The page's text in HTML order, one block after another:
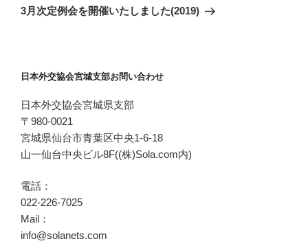
ゲ
ン
稿
の
3月次定例会を開催いたしました(2019)
日本外交協会宮城支部お問い合わせ
日本外交協会宮城県支部
〒980-0021
宮城県仙台市青葉区中央1-6-18
山一仙台中央ビル8F((株)Sola.com内)
電話：
022-226-7025
Mail：
info@solanets.com